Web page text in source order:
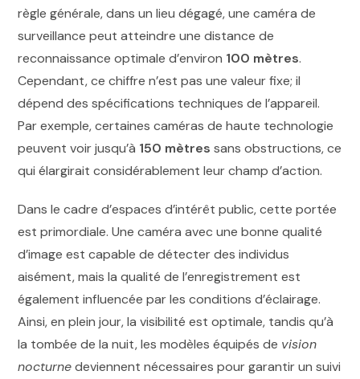
règle générale, dans un lieu dégagé, une caméra de
surveillance peut atteindre une distance de
reconnaissance optimale d’environ 100 mètres.
Cependant, ce chiffre n’est pas une valeur fixe; il
dépend des spécifications techniques de l’appareil.
Par exemple, certaines caméras de haute technologie
peuvent voir jusqu’à 150 mètres sans obstructions, ce
qui élargirait considérablement leur champ d’action.
Dans le cadre d’espaces d’intérêt public, cette portée
est primordiale. Une caméra avec une bonne qualité
d’image est capable de détecter des individus
aisément, mais la qualité de l’enregistrement est
également influencée par les conditions d’éclairage.
Ainsi, en plein jour, la visibilité est optimale, tandis qu’à
la tombée de la nuit, les modèles équipés de vision
nocturnedeviennent nécessaires pour garantir un suivi